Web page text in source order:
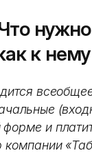
к
и